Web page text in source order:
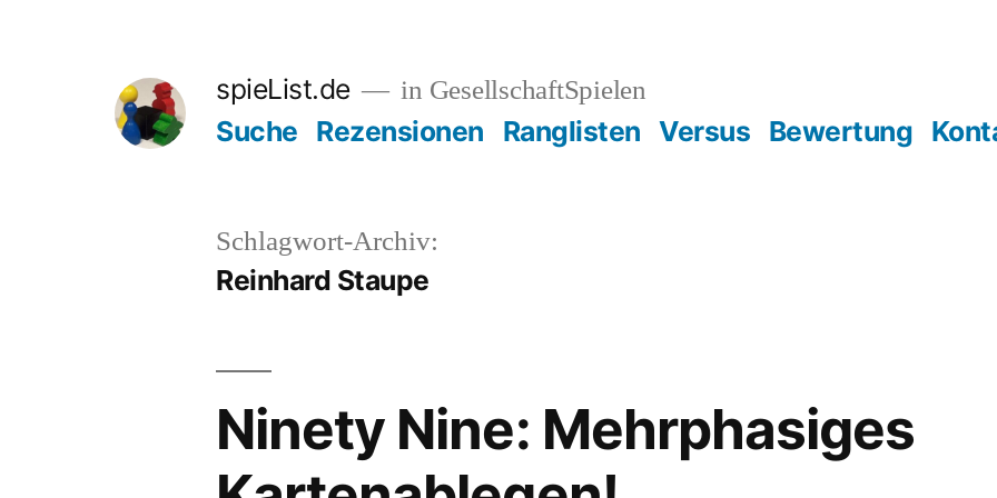
spieList.de in GesellschaftSpielen
Suche Rezensionen Ranglisten Versus Bewertung
Schlagwort-Archiv:
Reinhard Staupe
Ninety Nine: Mehrphasiges